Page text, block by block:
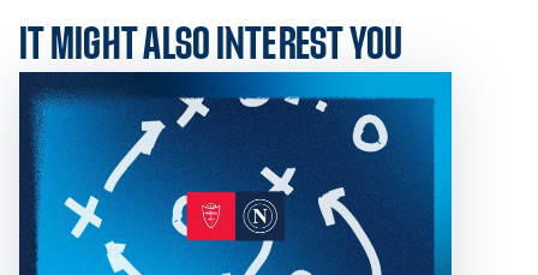
IT MIGHT ALSO INTEREST YOU